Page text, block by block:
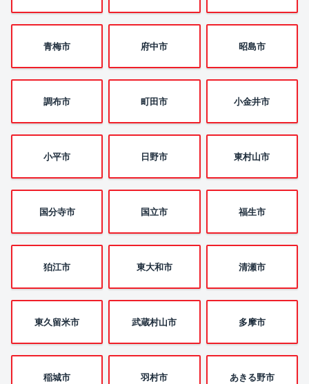
青梅市 府中市 昭島市
調布市 町田市 小金井市
小平市 日野市 東村山市
国分寺市 国立市 福生市
狛江市 東大和市 清瀬市
東久留米市 武蔵村山市 多摩市
稲城市 羽村市 あきる野市